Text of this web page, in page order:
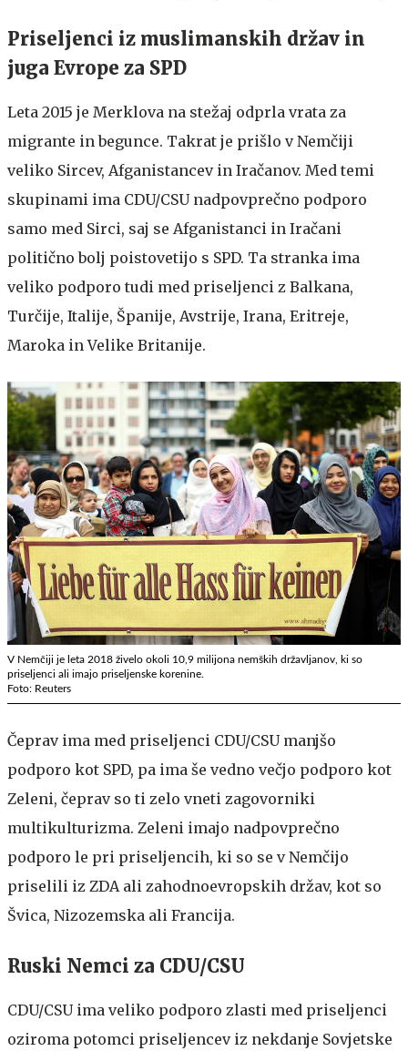
Priseljenci iz muslimanskih držav in
juga Evrope za SPD
Leta 2015 je Merklova na stežaj odprla vrata za
migrante in begunce. Takrat je prišlo v Nemčiji
veliko Sircev, Afganistancev in Iračanov. Med temi
skupinami ima CDU/CSU nadpovprečno podporo
samo med Sirci, saj se Afganistanci in Iračani
politično bolj poistovetijo s SPD. Ta stranka ima
veliko podporo tudi med priseljenci z Balkana,
Turčije, Italije, Španije, Avstrije, Irana, Eritreje,
Maroka in Velike Britanije.
V Nemčiji je leta 2018 živelo okoli 10,9 milijona nemških državljanov, ki so
priseljenci ali imajo priseljenske korenine.
Foto: Reuters
Čeprav ima med priseljenci CDU/CSU manjšo
podporo kot SPD, pa ima še vedno večjo podporo kot
Zeleni, čeprav so ti zelo vneti zagovorniki
multikulturizma. Zeleni imajo nadpovprečno
podporo le pri priseljencih, ki so se v Nemčijo
priselili iz ZDA ali zahodnoevropskih držav, kot so
Švica, Nizozemska ali Francija.
Ruski Nemci za CDU/CSU
CDU/CSU ima veliko podporo zlasti med priseljenci
oziroma potomci priseljencev iz nekdanje Sovjetske